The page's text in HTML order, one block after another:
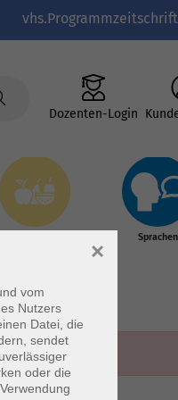
Dozenten-Login
Sprachen
vom
Nutzers
Datei, die
sendet
oder die
×